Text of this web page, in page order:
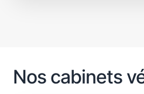
Nos cabinets